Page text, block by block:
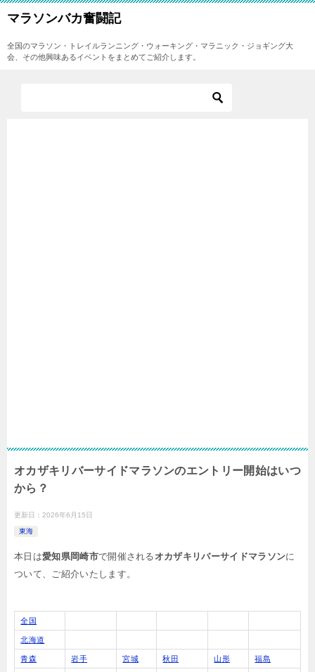
マラソンバカ奮闘記
全国のマラソン・トレイルランニング・ウォーキング・マラニック・ジョギング大
会、その他興味あるイベントをまとめてご紹介します。
オカザキリバーサイドマラソンのエントリー開始はいつ
から？
更新日： 2026年6月15日
東海
本日は愛知県岡崎市で開催される オカザキリバーサイドマラソンに
ついて、ご紹介いたします。
全国
北海道
青森 岩手 宮城 秋田 山形 福島